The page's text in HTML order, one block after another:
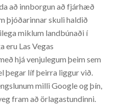
að innborgun að fjárhæð
þjóðarinnar skuli haldið
miklum landbúnaði í
eru Las Vegas
hjá venjulegum þeim sem
þegar líf þeirra liggur við.
milli Google og þín,
fram að örlagastundinni.